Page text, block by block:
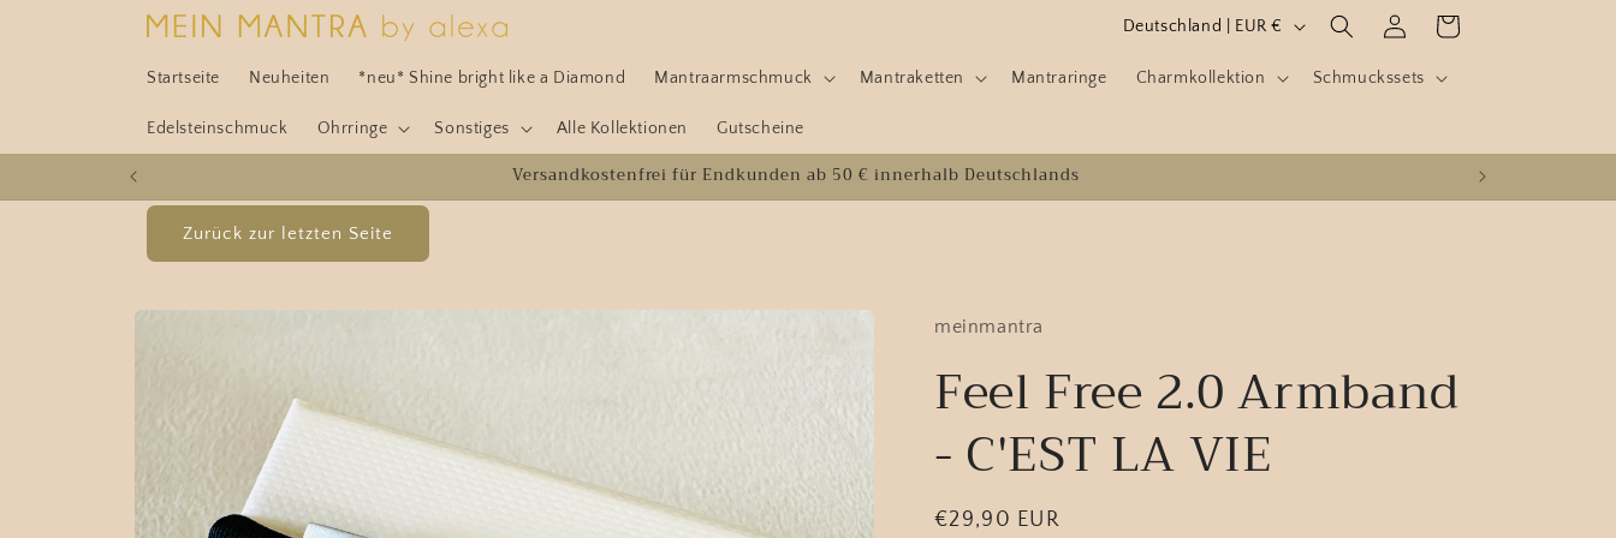
Startseite Neuheiten *neu* Shine bright like a Diamond Mantraarmschmuck Mantraketten Mantraringe Charmkollektion Schmuckssets
Edelsteinschmuck Ohrringe Sonstiges Alle Kollektionen Gutscheine
L
/
R
n
Deutschland | EUR € EinloggenWarenkorb
Versandkostenfrei für Endkunden ab 50 € innerhalb Deutschlands
Zu
meinmantra
Feel Free 2.0 Armband
- C'EST LA VIE
Normaler
€29,90 EUR